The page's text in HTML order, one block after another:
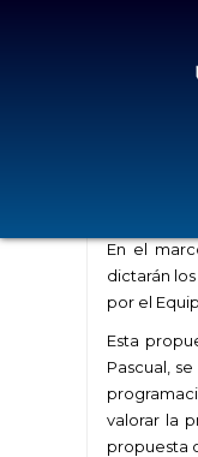
En el
dictarán los
por el
Esta
Pascual,
valorar la
propuesta